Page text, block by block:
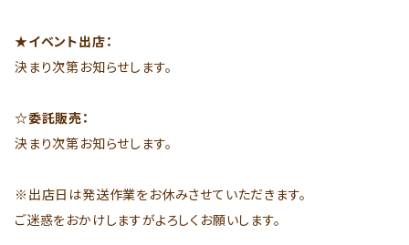
★イベント出店：
決まり次第お知らせします。
☆委託販売：
決まり次第お知らせします。
※出店日は発送作業をお休みさせていただきます。
ご迷惑をおかけしますがよろしくお願いします。